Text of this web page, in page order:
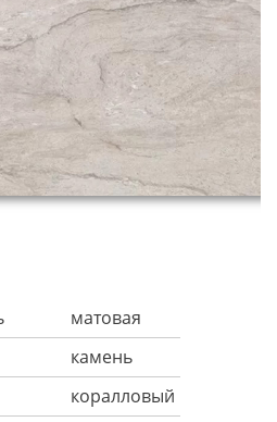
матовая
камень
коралловый